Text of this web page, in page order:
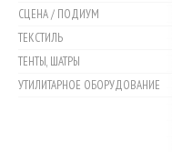
СЦЕНА / ПОДИУМ
ТЕКСТИЛЬ
ТЕНТЫ, ШАТРЫ
УТИЛИТАРНОЕ ОБОРУДОВАНИЕ